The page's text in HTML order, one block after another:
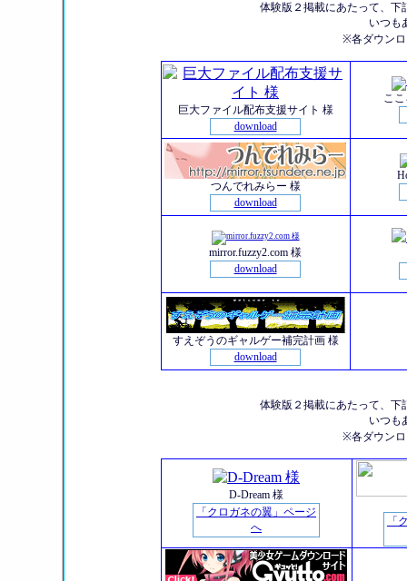
体験版２掲載にあたって、下
いつも
※各ダウン
巨大ファイル配布支援サイト 様
download
こ
つんでれみらー 様
download
mirror.fuzzy2.com 様
download
すえぞうのギャルゲー補完計画 様
download
体験版２掲載にあたって、下
いつも
※各ダウン
D-Dream 様
「クロガネの翼」ページ
へ
「